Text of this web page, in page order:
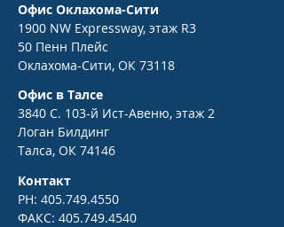
Офис Оклахома-Сити
1900 NW Expressway, этаж R3
50 Пенн Плейс
Оклахома-Сити, ОК 73118
Офис в Талсе
3840 С. 103-й Ист-Авеню, этаж 2
Логан Билдинг
Талса, ОК 74146
Контакт
PH: 405.749.4550
ФАКС: 405.749.4540